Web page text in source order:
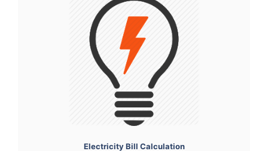
Electricity Bill Calculation